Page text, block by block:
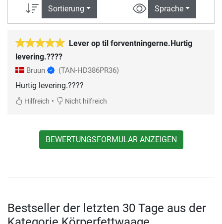
Sortierung Sprache
Lever op til forventningerne.Hurtig
levering.????
Bruun (TAN-HD386PR36)
Hurtig levering.????
Hilfreich • Nicht hilfreich
BEWERTUNGSFORMULAR ANZEIGEN
Bestseller der letzten 30 Tage aus der